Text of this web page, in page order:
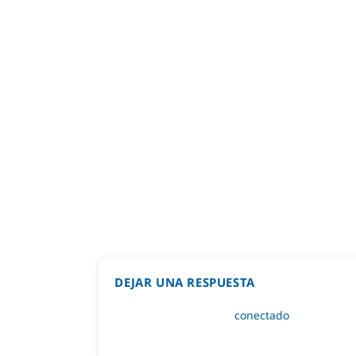
DEJAR UNA RESPUESTA
Lo siento, debes estarconectado